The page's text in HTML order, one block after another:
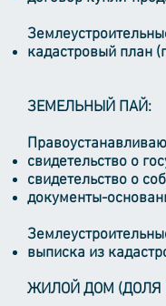
кадастровый план
ЗЕМЕЛЬНЫЙ ПАЙ:
свидетельство о
свидетельство о
документы-
выписка из
ЖИЛОЙ ДОМ (ДОЛЯ